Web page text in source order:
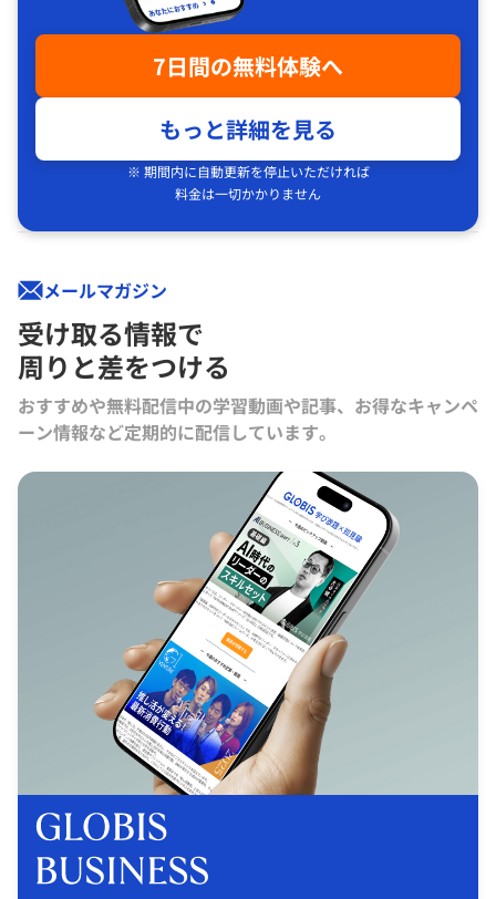
7日間の無料体験へ
もっと詳細を見る
※ 期間内に自動更新を停止いただければ
料金は一切かかりません
メールマガジン
受け取る情報で
周りと差をつける
おすすめや無料配信中の学習動画や記事、お得なキャンペ
ーン情報など定期的に配信しています。